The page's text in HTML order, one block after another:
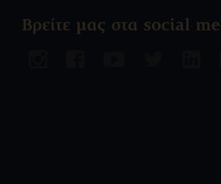
Βρείτε μας στα social